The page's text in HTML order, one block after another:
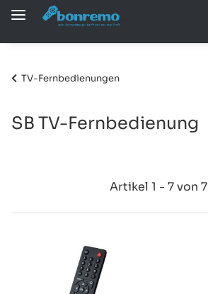
TV-Fernbedienungen
SB TV-Fernbedienung
Artikel 1 - 7 von 7